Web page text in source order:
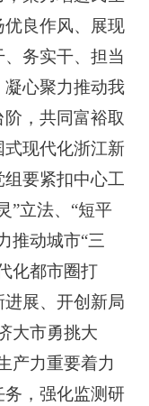
良作风、展现
务实干、担当
心聚力推动我
，共同富裕取
现代化浙江新
组要紧扣中心工
”立法、“短平
推动城市“三
化都市圈打
展、开创新局
大市勇挑大
产力重要着力
务，强化监测研